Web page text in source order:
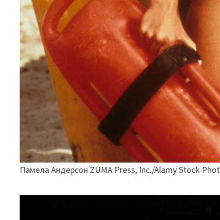
Памела Андерсон ZUMA Press, Inc./Alamy Stock